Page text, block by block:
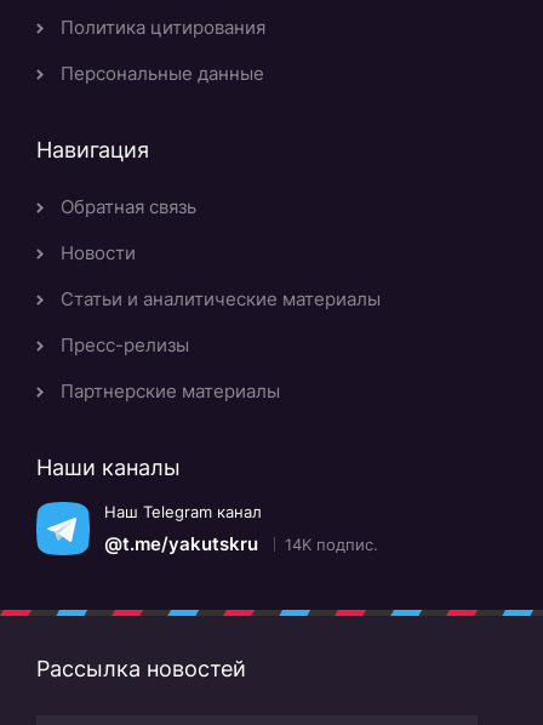
Политика цитирования
Персональные данные
Навигация
Обратная связь
Новости
Статьи и аналитические материалы
Пресс-релизы
Партнерские материалы
Наши каналы
Наш Telegram канал
@t.me/yakutskru 14K подпис.
Рассылка новостей